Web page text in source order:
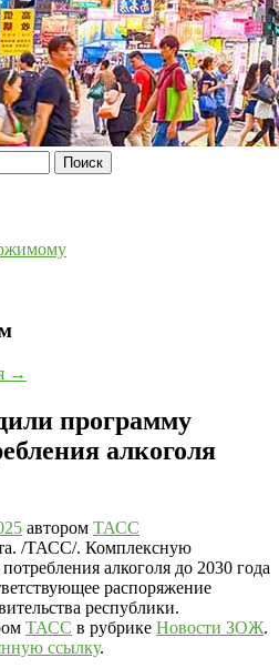
→
программу
алкоголя
автором ТАСС
/ТАСС/. Комплексную
алкоголя до 2030 года
распоряжение
республики.
ТАСС в рубрике Новости ЗОЖ.
ссылку.